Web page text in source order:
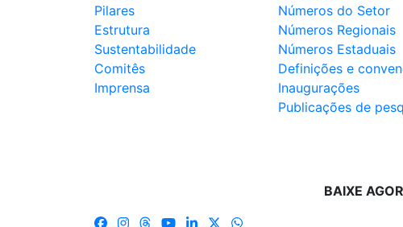
Pilares
Estrutura
Sustentabilidade
Comitês
Imprensa
Números do Setor
Números Regionais
Números Estaduais
Definições e
Inaugurações
Publicações de
BAIXE